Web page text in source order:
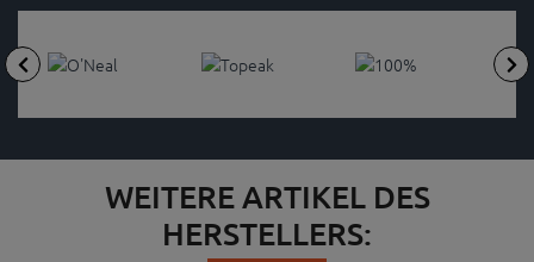
WEITERE ARTIKEL DES
HERSTELLERS: